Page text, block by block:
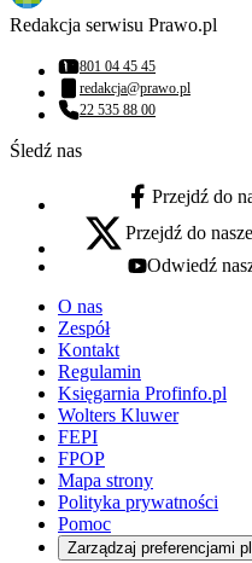
Redakcja serwisu Prawo.pl
Numer telefonu:
801 04 45 45
Adres email:
redakcja@prawo.pl
Numer telefonu:
22 535 88 00
Śledź nas
facebook - otwiera
Przejdź do
x - otwiera się w nowej karcie
Przejdź do
youtube - otwiera
Odwiedź
O nas
Zespół
Kontakt
Regulamin
Księgarnia Profinfo.pl
Wolters Kluwer
FEPI
FPOP
Mapa strony
Polityka prywatności
Pomoc
Zarządzaj preferencjami